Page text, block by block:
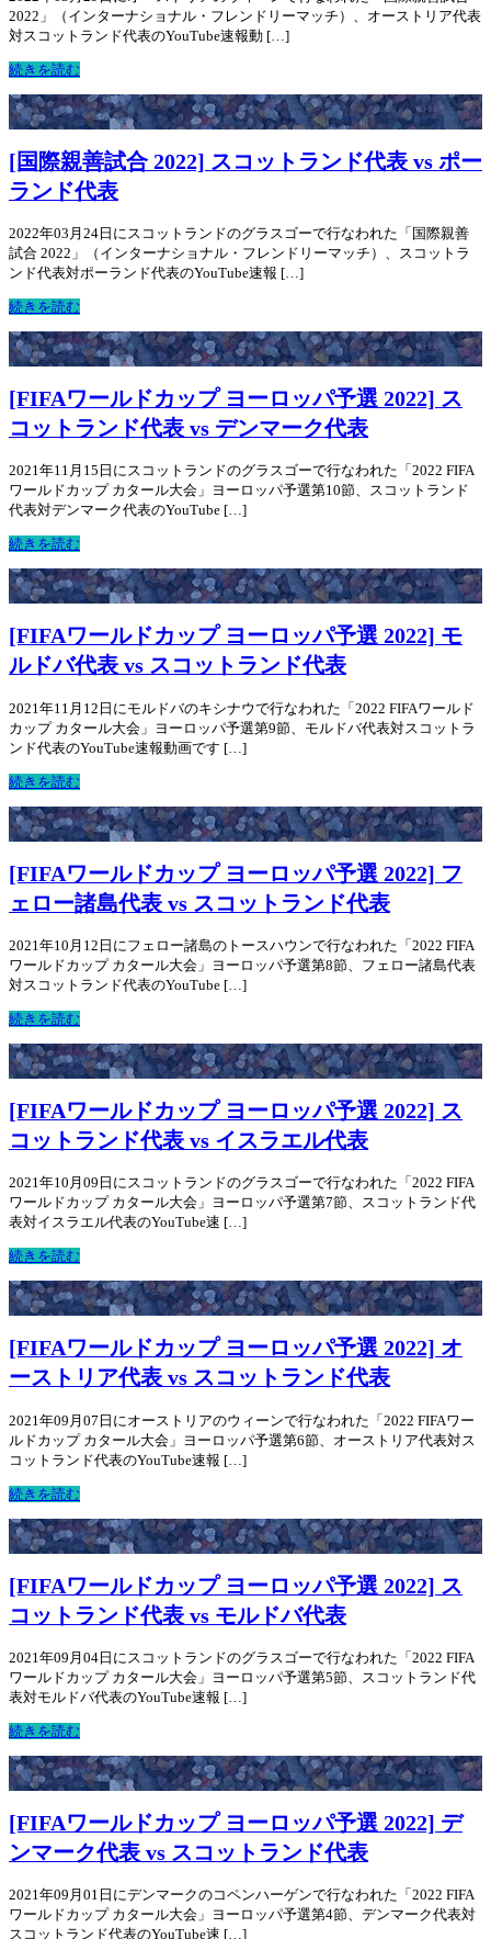
2022」（インターナショナル・フレンドリーマッチ）、オーストリア代表
対スコットランド代表のYouTube速報動 […]
続きを読む
[国際親善試合 2022] スコットランド代表 vs ポー
ランド代表
2022年03月24日にスコットランドのグラスゴーで行なわれた「国際親善
試合 2022」（インターナショナル・フレンドリーマッチ）、スコットラ
ンド代表対ポーランド代表のYouTube速報 […]
続きを読む
[FIFAワールドカップ ヨーロッパ予選 2022] ス
コットランド代表 vs デンマーク代表
2021年11月15日にスコットランドのグラスゴーで行なわれた「2022 FIFA
ワールドカップ カタール大会」ヨーロッパ予選第10節、スコットランド
代表対デンマーク代表のYouTube […]
続きを読む
[FIFAワールドカップ ヨーロッパ予選 2022] モ
ルドバ代表 vs スコットランド代表
2021年11月12日にモルドバのキシナウで行なわれた「2022 FIFAワールド
カップ カタール大会」ヨーロッパ予選第9節、モルドバ代表対スコットラ
ンド代表のYouTube速報動画です […]
続きを読む
[FIFAワールドカップ ヨーロッパ予選 2022] フ
ェロー諸島代表 vs スコットランド代表
2021年10月12日にフェロー諸島のトースハウンで行なわれた「2022 FIFA
ワールドカップ カタール大会」ヨーロッパ予選第8節、フェロー諸島代表
対スコットランド代表のYouTube […]
続きを読む
[FIFAワールドカップ ヨーロッパ予選 2022] ス
コットランド代表 vs イスラエル代表
2021年10月09日にスコットランドのグラスゴーで行なわれた「2022 FIFA
ワールドカップ カタール大会」ヨーロッパ予選第7節、スコットランド代
表対イスラエル代表のYouTube速 […]
続きを読む
[FIFAワールドカップ ヨーロッパ予選 2022] オ
ーストリア代表 vs スコットランド代表
2021年09月07日にオーストリアのウィーンで行なわれた「2022 FIFAワー
ルドカップ カタール大会」ヨーロッパ予選第6節、オーストリア代表対ス
コットランド代表のYouTube速報 […]
続きを読む
[FIFAワールドカップ ヨーロッパ予選 2022] ス
コットランド代表 vs モルドバ代表
2021年09月04日にスコットランドのグラスゴーで行なわれた「2022 FIFA
ワールドカップ カタール大会」ヨーロッパ予選第5節、スコットランド代
表対モルドバ代表のYouTube速報 […]
続きを読む
[FIFAワールドカップ ヨーロッパ予選 2022] デ
ンマーク代表 vs スコットランド代表
2021年09月01日にデンマークのコペンハーゲンで行なわれた「2022 FIFA
ワールドカップ カタール大会」ヨーロッパ予選第4節、デンマーク代表対
スコットランド代表のYouTube速 […]